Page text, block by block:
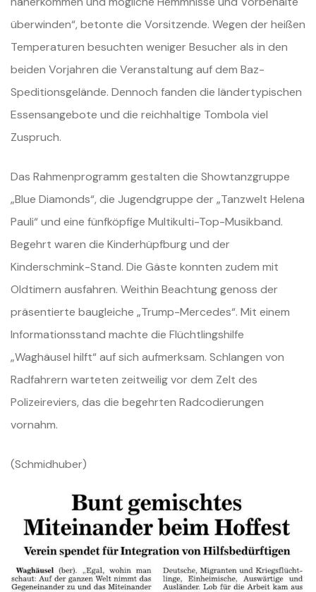
überwinden“, betonte die Vorsitzende. Wegen der heißen
Temperaturen besuchten weniger Besucher als in den
beiden Vorjahren die Veranstaltung auf dem Baz-
Speditionsgelände. Dennoch fanden die ländertypischen
Essensangebote und die reichhaltige Tombola viel
Zuspruch.
Das Rahmenprogramm gestalten die Showtanzgruppe
„Blue Diamonds“, die Jugendgruppe der „Tanzwelt Helena
Pauli“ und eine fünfköpfige Multikulti-Top-Musikband.
Begehrt waren die Kinderhüpfburg und der
Kinderschmink-Stand. Die Gäste konnten zudem mit
Oldtimern ausfahren. Weithin Beachtung genoss der
präsentierte baugleiche „Trump-Mercedes“. Mit einem
Informationsstand machte die Flüchtlingshilfe
„Waghäusel hilft“ auf sich aufmerksam. Schlangen von
Radfahrern warteten zeitweilig vor dem Zelt des
Polizeireviers, das die begehrten Radcodierungen
vornahm.
(Schmidhuber)